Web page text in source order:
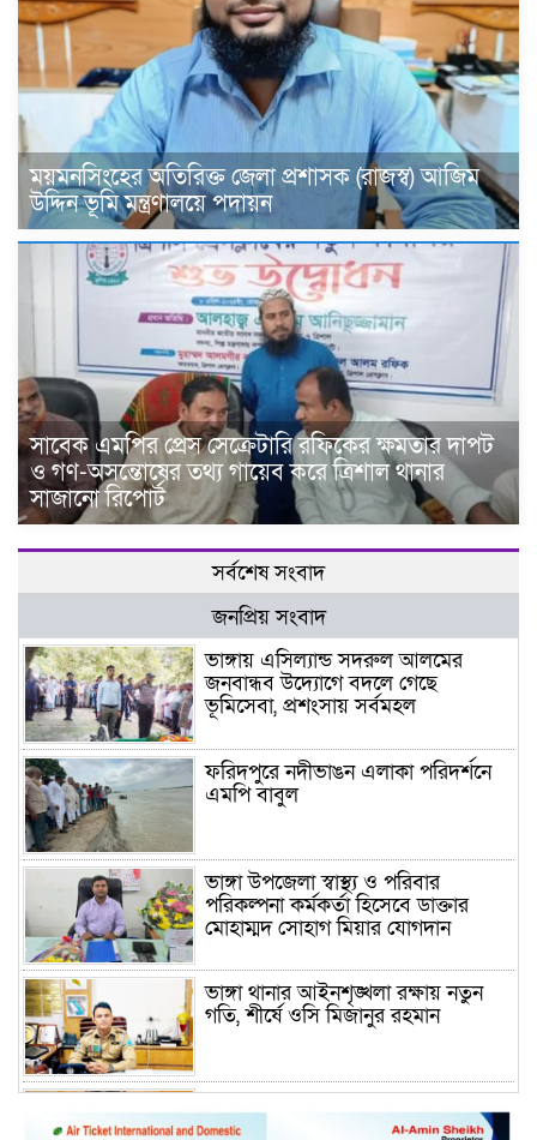
ময়মনসিংহের অতিরিক্ত জেলা প্রশাসক (রাজস্ব) আজিম
উদ্দিন ভূমি মন্ত্রণালয়ে পদায়ন
সাবেক এমপির প্রেস সেক্রেটারি রফিকের ক্ষমতার দাপট
ও গণ-অসন্তোষের তথ্য গায়েব করে ত্রিশাল থানার
সাজানো রিপোর্ট
সর্বশেষ সংবাদ
জনপ্রিয় সংবাদ
ভাঙ্গায় এসিল্যান্ড সদরুল আলমের
জনবান্ধব উদ্যোগে বদলে গেছে
ভূমিসেবা, প্রশংসায় সর্বমহল
ফরিদপুরে নদীভাঙন এলাকা পরিদর্শনে
এমপি বাবুল
ভাঙ্গা উপজেলা স্বাস্থ্য ও পরিবার
পরিকল্পনা কর্মকর্তা হিসেবে ডাক্তার
মোহাম্মদ সোহাগ মিয়ার যোগদান
ভাঙ্গা থানার আইনশৃঙ্খলা রক্ষায় নতুন
গতি, শীর্ষে ওসি মিজানুর রহমান
ময়মনসিংহের অতিরিক্ত জেলা প্রশাসক
(রাজস্ব) আজিম উদ্দিন ভূমি মন্ত্রণালয়ে